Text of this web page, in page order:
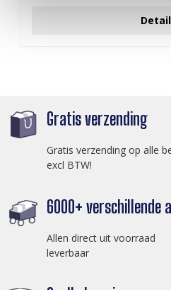
Gratis verzending
Gratis verzending op alle
excl BTW!
6000+ verschillende
Allen direct uit voorraad
leverbaar